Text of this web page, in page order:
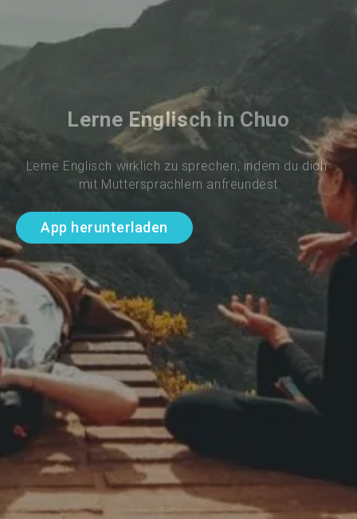
Lerne Englisch in Chuo
Lerne Englisch wirklich zu sprechen, indem du dich
mit Muttersprachlern anfreundest
App herunterladen